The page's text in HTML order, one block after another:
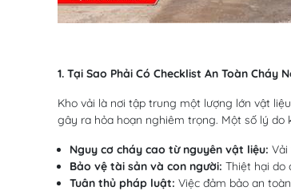
1. Tại Sao Phải Có Checklist An Toàn Cháy
Kho vải là nơi tập trung một lượng lớn vật
gây ra hỏa hoạn nghiêm trọng. Một số lý do
Nguy cơ cháy cao từ nguyên vật liệu: Vải
Bảo vệ tài sản và con người: Thiệt hại do
Tuân thủ pháp luật: Việc đảm bảo an